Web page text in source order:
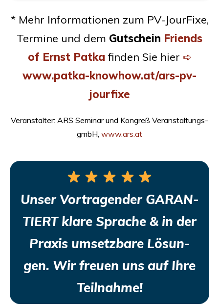
* Mehr Infor­ma­tio­nen zum PV-Jour­Fi­xe,
Ter­mi­ne und dem Gut­schein Fri­ends
of Ernst Pat­ka fin­den Sie hier ➪
www.patka-knowhow.at/ars-pv-
jourfixe
Ver­an­stal­ter: ARS Semi­nar und Kon­greß Ver­an­stal­tungs­
gmbH, www.ars.at
Unser Vor­tra­gen­der GARAN­
TIERTkla­re Spra­che &in der
Pra­xis umsetz­ba­re Lösun­
gen. Wir freu­en uns auf Ihre
Teilnahme!